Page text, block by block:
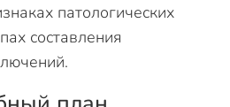
патологических
составления